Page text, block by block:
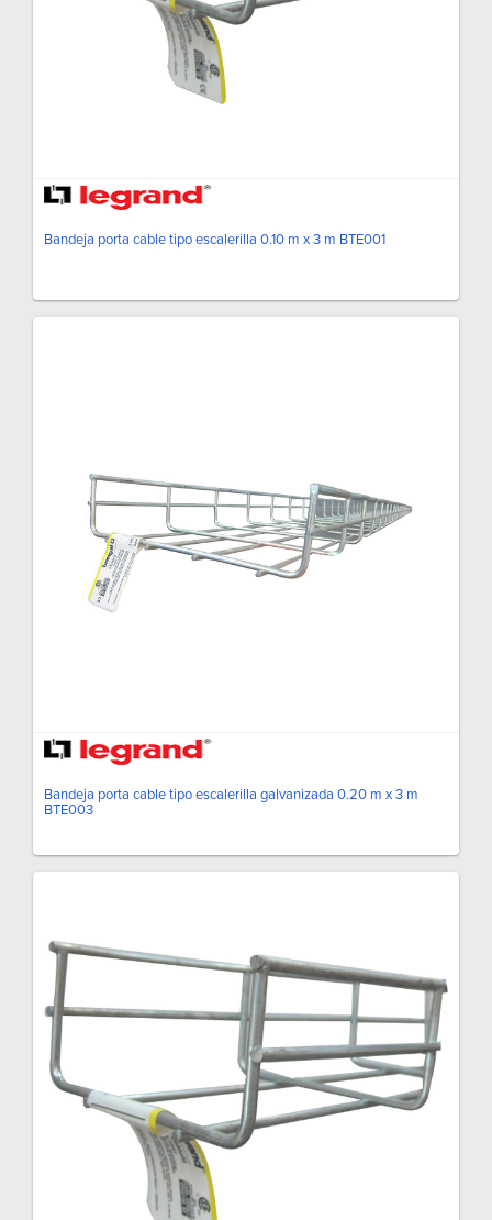
Bandeja porta cable tipo escalerilla 0.10 m x 3 m BTE001
Bandeja porta cable tipo escalerilla galvanizada 0.20 m x 3 m
BTE003